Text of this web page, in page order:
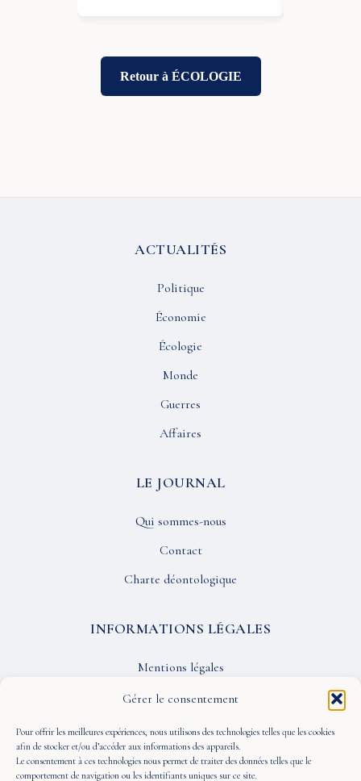
Gérer le consentement
Pour offrir les meilleures expériences, nous utilisons des technologies telles que les cookies
afin de stocker et/ou d’accéder aux informations des appareils.
Le consentement à ces technologies nous permet de traiter des données telles que le
comportement de navigation ou les identifiants uniques sur ce site.
Retour à ÉCOLOGIE
ACTUALITÉS
Politique
Économie
Écologie
Monde
Guerres
Affaires
LE JOURNAL
Qui sommes-nous
Contact
Charte déontologique
INFORMATIONS LÉGALES
Mentions légales
Confidentialité
CGU
SUIVEZ-NOUS